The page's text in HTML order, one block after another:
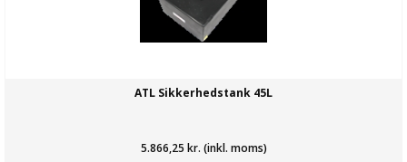
ATL Sikkerhedstank 45L
5.866,25 kr. (inkl. moms)